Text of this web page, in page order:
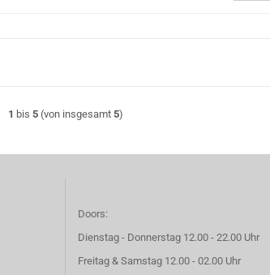
1 bis 5 (von insgesamt 5)
Doors:
Dienstag - Donnerstag 12.00 - 22.00 Uhr
Freitag & Samstag 12.00 - 02.00 Uhr